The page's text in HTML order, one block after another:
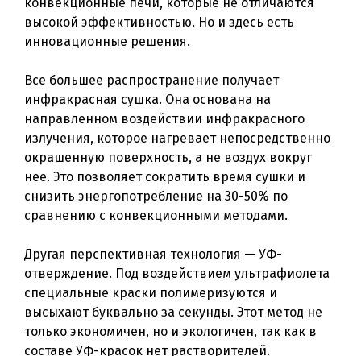
высокой эффективностью. Но и здесь есть
инновационные решения.
Все большее распространение получает
инфракрасная сушка. Она основана на
направленном воздействии инфракрасного
излучения, которое нагревает непосредственно
окрашенную поверхность, а не воздух вокруг
нее. Это позволяет сократить время сушки и
снизить энергопотребление на 30-50% по
сравнению с конвекционными методами.
Другая перспективная технология — УФ-
отверждение. Под воздействием ультрафиолета
специальные краски полимеризуются и
высыхают буквально за секунды. Этот метод не
только экономичен, но и экологичен, так как в
составе УФ-красок нет растворителей.